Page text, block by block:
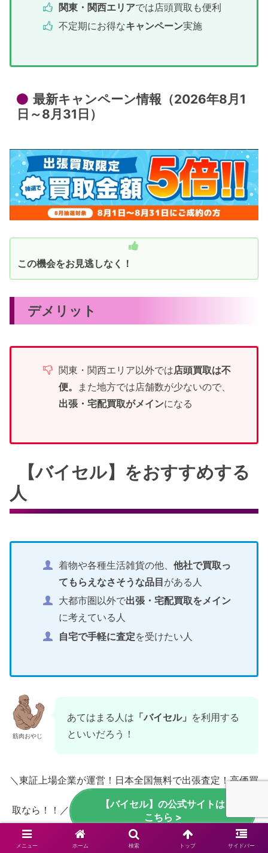
関東・関西エリアでは店頭買取も便利
不定期にお得なキャンペーン実施
最新キャンペーン情報（2026年8月1
日～8月31日）
この機会をお見逃しなく！
デメリット
関東・関西エリア以外では店頭買取は不
便。
また地方では店舗数が少ないので、
出張・宅配買取がメインになる
【バイセル】をおすすめする
人
着物や各種生活雑貨の他、 他社で買取っ
てもらえなさそうな品目 がある人
大都市圏以外で出張・宅配買取をメイン
に考えている人
自宅で手軽に査定を受けたい人
筋肉おやじ
あてはまる人は 「バイセル」 を利用する
といいだろう！
＼東証上場企業が運営！日本全国無料で出張査定！高価買
取なら！！／
【バイセル】の公式サイトは
こちら >
メニュー ホーム 検索 トップ サイドバー